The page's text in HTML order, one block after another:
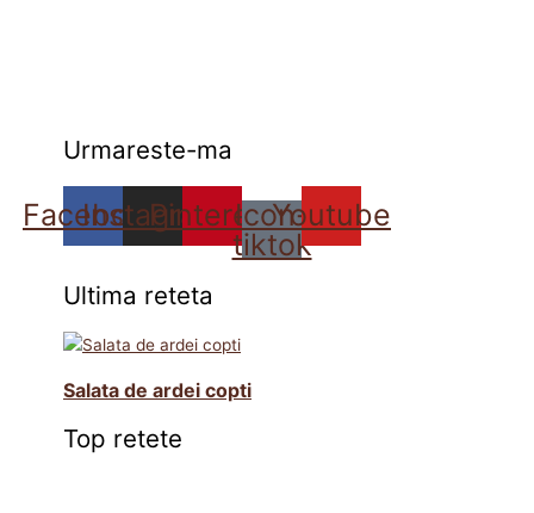
Urmareste-ma
Facebook
Instagram
Pinterest
Icon-
tiktok
Youtube
Ultima reteta
Salata de ardei copti
Top retete